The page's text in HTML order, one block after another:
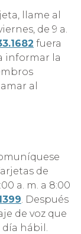
llame al
de 9 a.
fuera
informar la
al
de
a. m. a 8:00
. Después
de voz que
día hábil.